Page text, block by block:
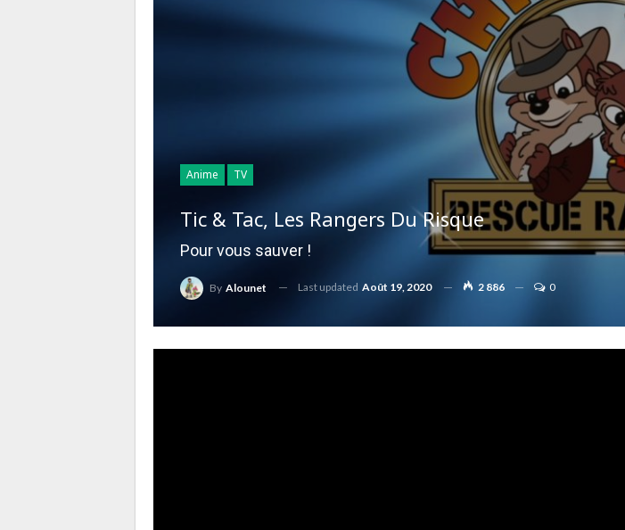
Anime TV
Tic & Tac, Les Rangers Du Risque
Pour vous sauver !
By Alounet Last updated Août 19, 2020 2 886 0